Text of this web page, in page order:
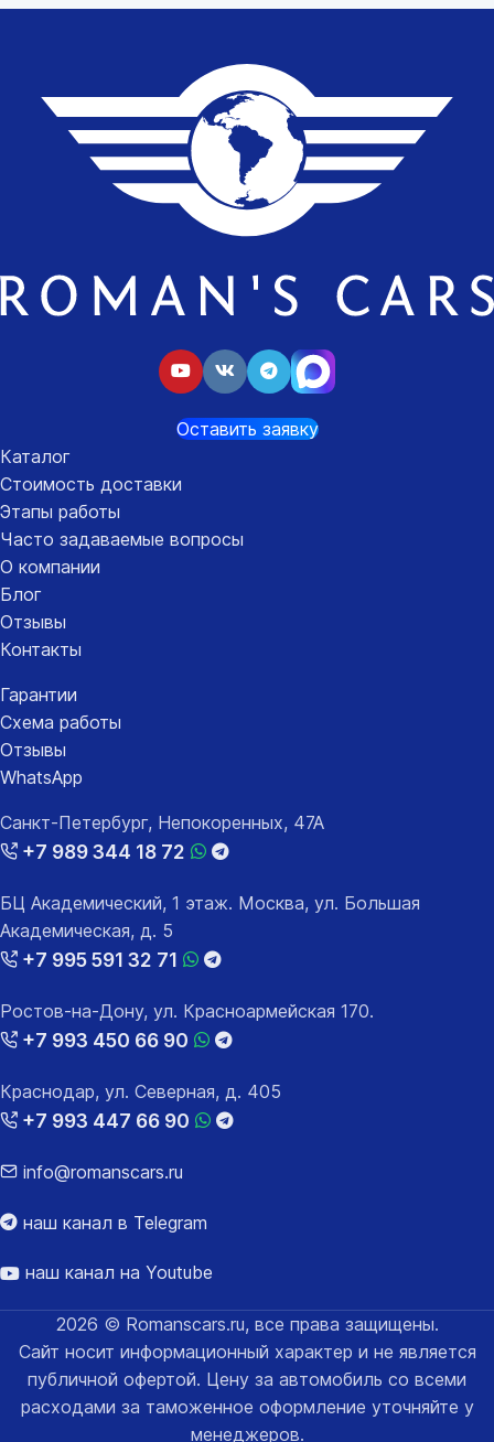
Оставить заявку
Каталог
Стоимость доставки
Этапы работы
Часто задаваемые вопросы
О компании
Блог
Отзывы
Контакты
Гарантии
Схема работы
Отзывы
WhatsApp
Санкт-Петербург, Непокоренных, 47А
+7 989 344 18 72
БЦ Академический, 1 этаж. Москва, ул. Большая
Академическая, д. 5
+7 995 591 32 71
Ростов-на-Дону, ул. Красноармейская 170.
+7 993 450 66 90
Краснодар, ул. Северная, д. 405
+7 993 447 66 90
info@romanscars.ru
наш канал в Telegram
наш канал на Youtube
2026 © Romanscars.ru, все права защищены.
Сайт носит информационный характер и не является
публичной офертой. Цену за автомобиль со всеми
расходами за таможенное оформление уточняйте у
менеджеров.